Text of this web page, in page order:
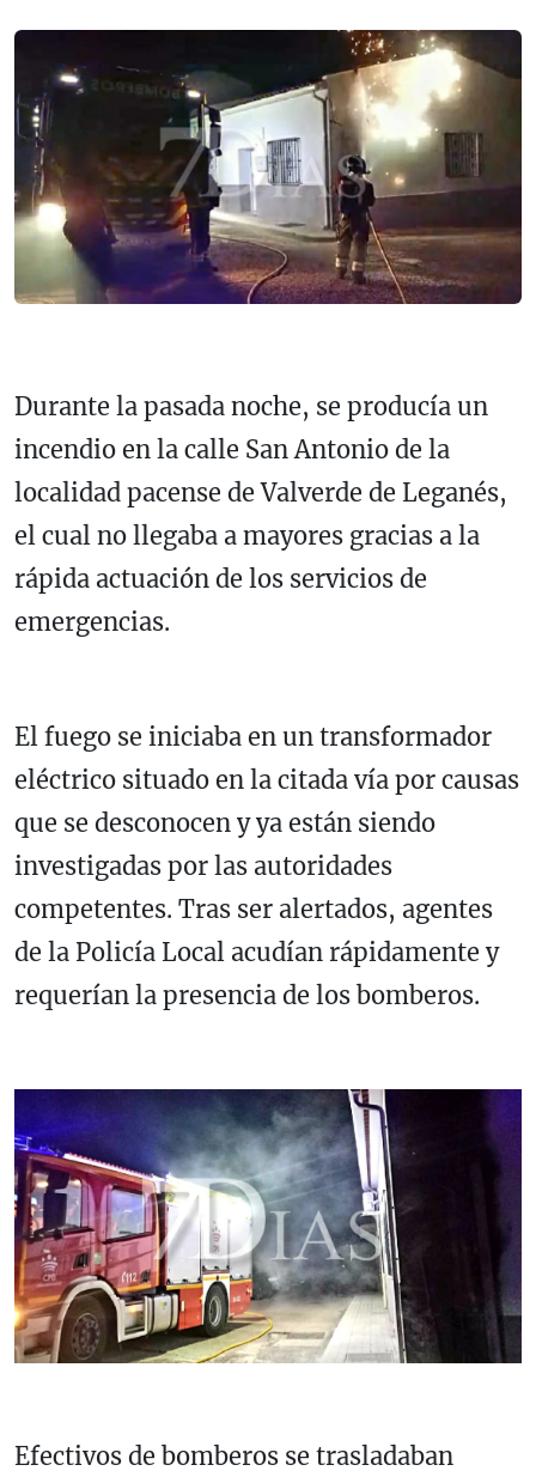
Durante la pasada noche, se producía un
incendio en la calle San Antonio de la
localidad pacense de Valverde de Leganés,
el cual no llegaba a mayores gracias a la
rápida actuación de los servicios de
emergencias.
El fuego se iniciaba en un transformador
eléctrico situado en la citada vía por causas
que se desconocen y ya están siendo
investigadas por las autoridades
competentes. Tras ser alertados, agentes
de la Policía Local acudían rápidamente y
requerían la presencia de los bomberos.
Efectivos de bomberos se trasladaban